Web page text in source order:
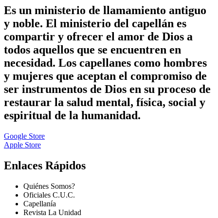
Es un ministerio de llamamiento antiguo
y noble. El ministerio del capellán es
compartir y ofrecer el amor de Dios a
todos aquellos que se encuentren en
necesidad. Los capellanes como hombres
y mujeres que aceptan el compromiso de
ser instrumentos de Dios en su proceso de
restaurar la salud mental, física, social y
espiritual de la humanidad.
Google Store
Apple Store
Enlaces Rápidos
Quiénes Somos?
Oficiales C.U.C.
Capellanía
Revista La Unidad